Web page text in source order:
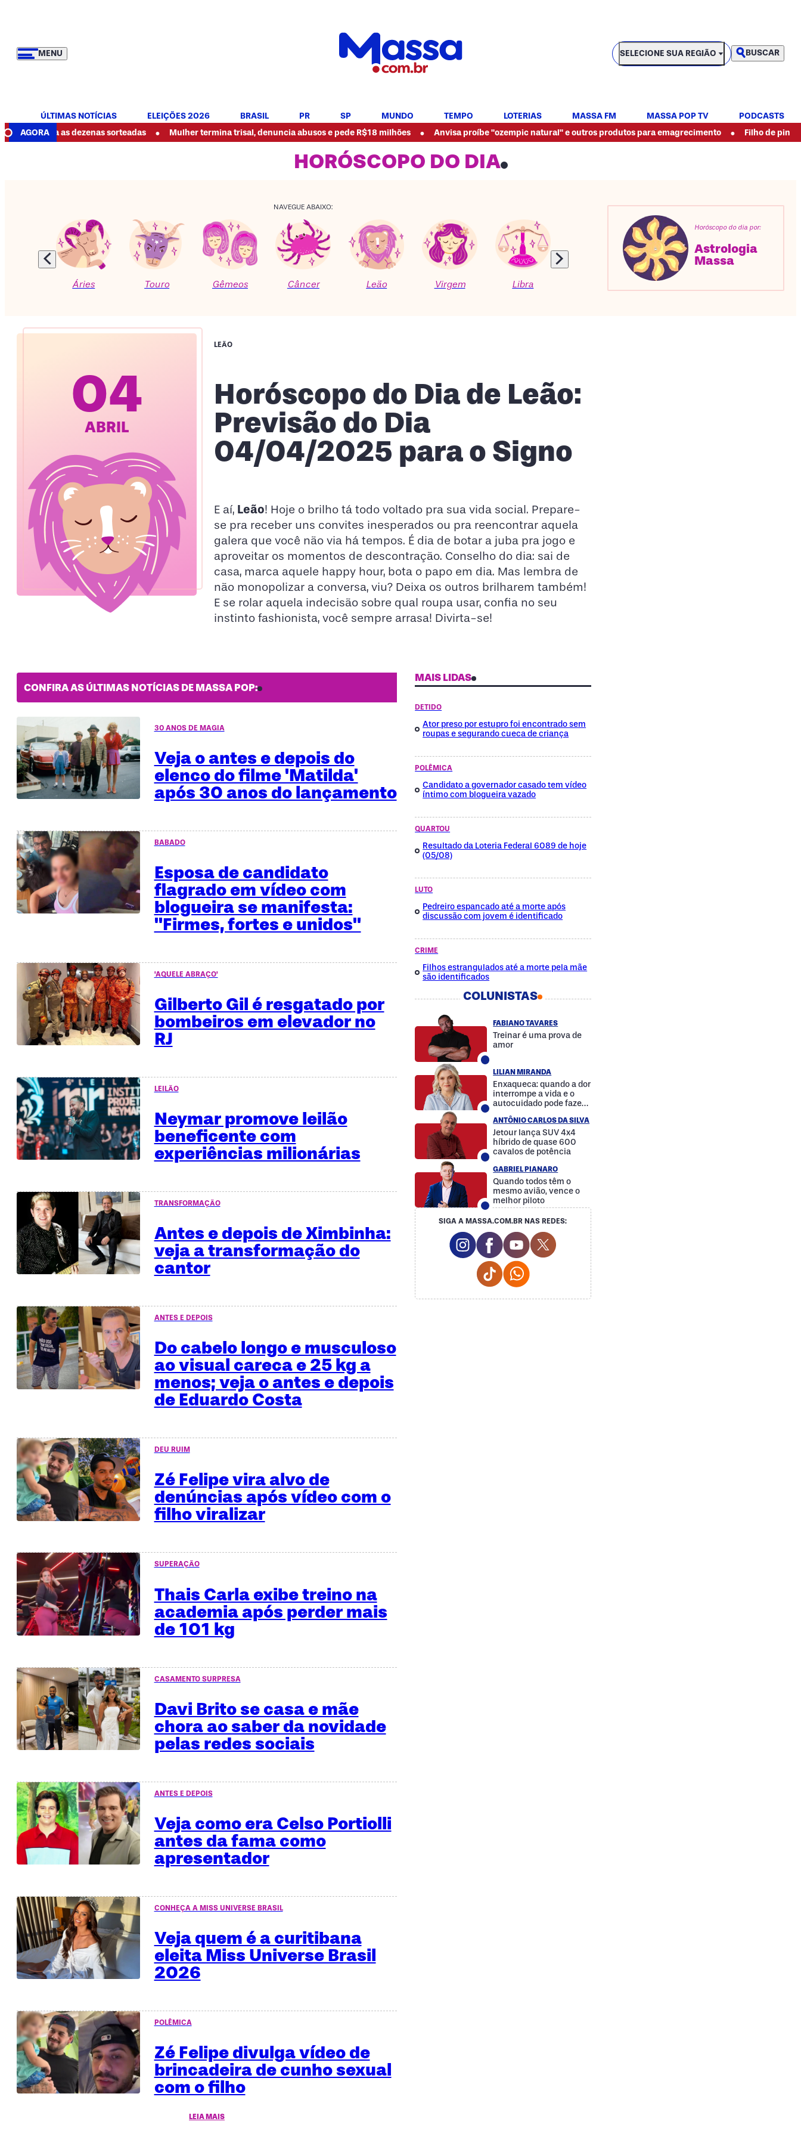
MENU
SELECIONE SUA REGIÃO
SELECIONE SUA REGIÃO BUSCAR
ÚLTIMAS NOTÍCIAS ELEIÇÕES 2026 BRASIL PR SP MUNDO TEMPO LOTERIAS MASSA FM MASSA POP TV
PODCASTS
AGORA
as dezenas sorteadas • Mulher termina trisal, denuncia abusos e pede R$18 milhões • Anvisa proíbe "ozempic natural" e outros produtos para emagrecimento • Filho de pintor
HORÓSCOPO DO DIA
NAVEGUE ABAIXO:
Áries Touro Gêmeos Câncer Leão Virgem Libra Escorpião Capricórnio
Horóscopo do dia por:
Astrologia
Massa
04
ABRIL
LEÃO
Horóscopo do Dia de Leão:
Previsão do Dia
04/04/2025 para o Signo
E aí, Leão! Hoje o brilho tá todo voltado pra sua vida social. Prepare-
se pra receber uns convites inesperados ou pra reencontrar aquela
galera que você não via há tempos. É dia de botar a juba pra jogo e
aproveitar os momentos de descontração. Conselho do dia: sai de
casa, marca aquele happy hour, bota o papo em dia. Mas lembra de
não monopolizar a conversa, viu? Deixa os outros brilharem também!
E se rolar aquela indecisão sobre qual roupa usar, confia no seu
instinto fashionista, você sempre arrasa! Divirta-se!
CONFIRA AS ÚLTIMAS NOTÍCIAS DE MASSA POP:
30 ANOS DE MAGIA
Veja o antes e depois do
elenco do filme 'Matilda'
após 30 anos do lançamento
BABADO
Esposa de candidato
flagrado em vídeo com
blogueira se manifesta:
"Firmes, fortes e unidos"
'AQUELE ABRAÇO'
Gilberto Gil é resgatado por
bombeiros em elevador no
RJ
LEILÃO
Neymar promove leilão
beneficente com
experiências milionárias
TRANSFORMAÇÃO
Antes e depois de Ximbinha:
veja a transformação do
cantor
ANTES E DEPOIS
Do cabelo longo e musculoso
ao visual careca e 25 kg a
menos; veja o antes e depois
de Eduardo Costa
DEU RUIM
Zé Felipe vira alvo de
denúncias após vídeo com o
filho viralizar
SUPERAÇÃO
Thais Carla exibe treino na
academia após perder mais
de 101 kg
CASAMENTO SURPRESA
Davi Brito se casa e mãe
chora ao saber da novidade
pelas redes sociais
ANTES E DEPOIS
Veja como era Celso Portiolli
antes da fama como
apresentador
CONHEÇA A MISS UNIVERSE BRASIL
Veja quem é a curitibana
eleita Miss Universe Brasil
2026
POLÊMICA
Zé Felipe divulga vídeo de
brincadeira de cunho sexual
com o filho
LEIA MAIS
MAIS LIDAS
DETIDO
Ator preso por estupro foi encontrado sem
roupas e segurando cueca de criança
POLÊMICA
Candidato a governador casado tem vídeo
íntimo com blogueira vazado
QUARTOU
Resultado da Loteria Federal 6089 de hoje
(05/08)
LUTO
Pedreiro espancado até a morte após
discussão com jovem é identificado
CRIME
Filhos estrangulados até a morte pela mãe
são identificados
COLUNISTAS
FABIANO TAVARES
Treinar é uma prova de
amor
LILIAN MIRANDA
Enxaqueca: quando a dor
interrompe a vida e o
autocuidado pode fazer
ANTÔNIO CARLOS DA SILVA
Jetour lança SUV 4x4
híbrido de quase 600
cavalos de potência
GABRIEL PIANARO
Quando todos têm o
mesmo avião, vence o
melhor piloto
SIGA A MASSA.COM.BR NAS REDES:
Instagram Social Media
Facebook Social Media
Youtube Social Media
Twitter Social Media
Tiktok Social Media
Whatsapp Social Media